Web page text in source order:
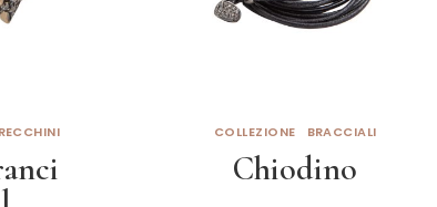
COLLEZIONE BRACCIALI
Chiodino